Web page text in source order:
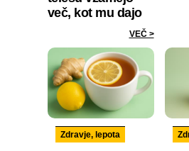
več, kot mu dajo
VEČ >
Zdravje, lepota